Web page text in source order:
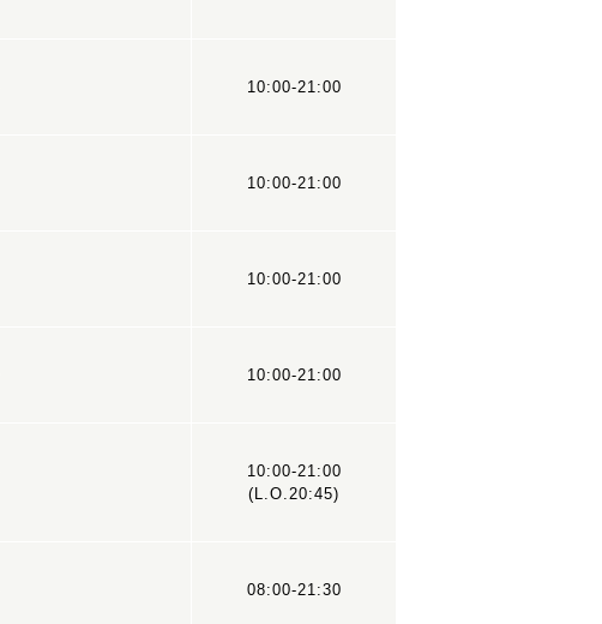
10:00-21:00
10:00-21:00
10:00-21:00
10:00-21:00
10:00-21:00
(L.O.20:45)
08:00-21:30